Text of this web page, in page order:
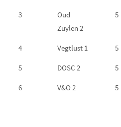
3
Oud
Zuylen 2
5
4 Vegtlust 1 5
5 DOSC 2 5
6 V&O 2 5